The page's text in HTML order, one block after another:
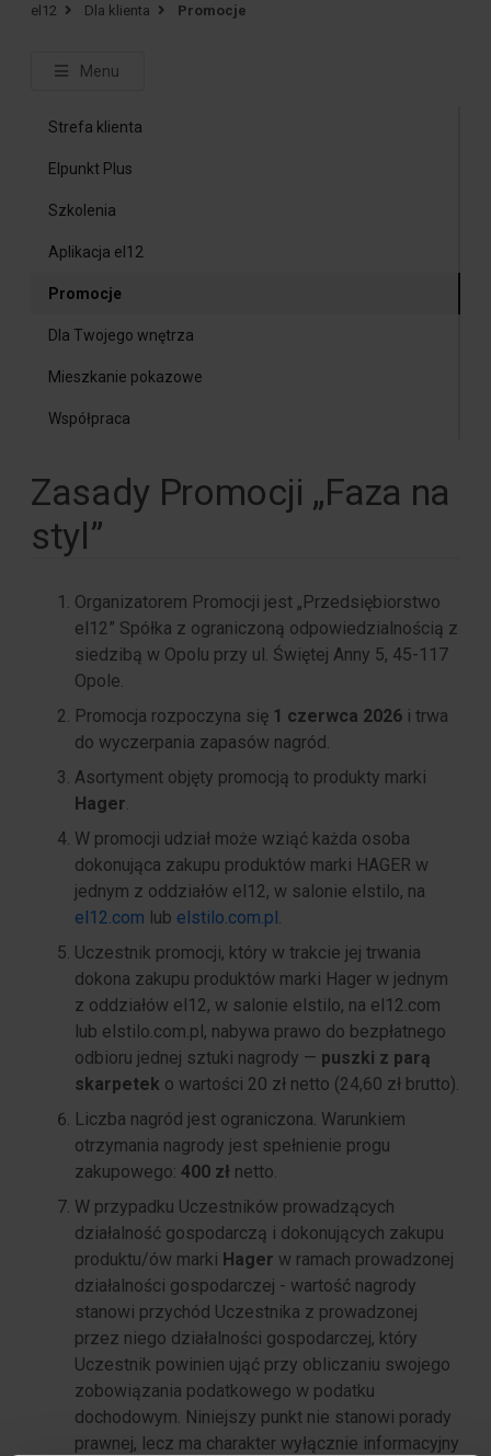
el12 Dla klienta Promocje
Menu
Strefa klienta
Elpunkt Plus
Szkolenia
Aplikacja el12
Promocje
Dla Twojego wnętrza
Mieszkanie pokazowe
Współpraca
Zasady Promocji „Faza na
styl”
Organizatorem Promocji jest „Przedsiębiorstwo
el12” Spółka z ograniczoną odpowiedzialnością z
siedzibą w Opolu przy ul. Świętej Anny 5, 45-117
Opole.
Promocja rozpoczyna się 1 czerwca 2026 i trwa
do wyczerpania zapasów nagród.
Asortyment objęty promocją to produkty marki
Hager.
W promocji udział może wziąć każda osoba
dokonująca zakupu produktów marki HAGER w
jednym z oddziałów el12, w salonie elstilo, na
el12.com lub elstilo.com.pl .
Uczestnik promocji, który w trakcie jej trwania
dokona zakupu produktów marki Hager w jednym
z oddziałów el12, w salonie elstilo, na el12.com
lub elstilo.com.pl, nabywa prawo do bezpłatnego
odbioru jednej sztuki nagrody — puszki z parą
skarpetek o wartości 20 zł netto (24,60 zł brutto).
Liczba nagród jest ograniczona. Warunkiem
otrzymania nagrody jest spełnienie progu
zakupowego: 400 zł netto.
W przypadku Uczestników prowadzących
działalność gospodarczą i dokonujących zakupu
produktu/ów marki Hager w ramach prowadzonej
działalności gospodarczej - wartość nagrody
stanowi przychód Uczestnika z prowadzonej
przez niego działalności gospodarczej, który
Uczestnik powinien ująć przy obliczaniu swojego
zobowiązania podatkowego w podatku
dochodowym. Niniejszy punkt nie stanowi porady
prawnej, lecz ma charakter wyłącznie informacyjny